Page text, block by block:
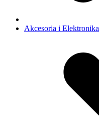
Akcesoria i Elektronika